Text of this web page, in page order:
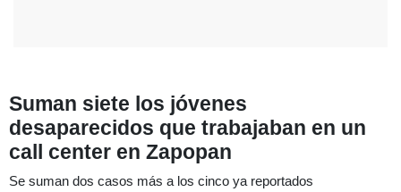
Suman siete los jóvenes
desaparecidos que trabajaban en un
call center en Zapopan
Se suman dos casos más a los cinco ya reportados